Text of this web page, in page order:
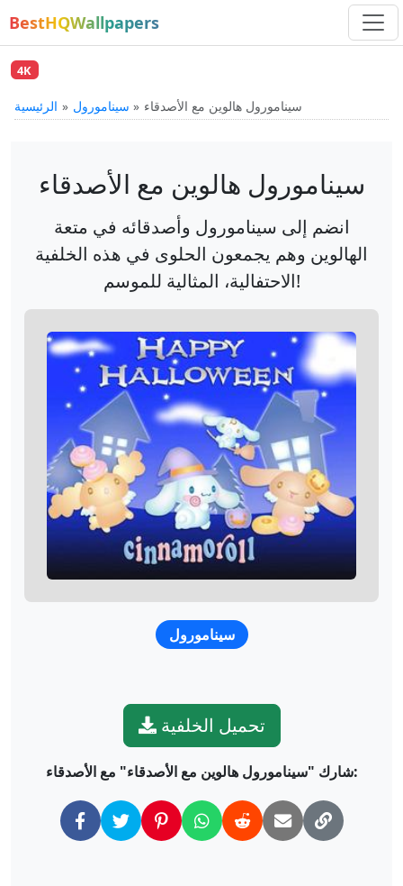
BestHQWallpapers
4K
الرئيسية سينامورول سينامورول هالوين مع الأصدقاء
سينامورول هالوين مع الأصدقاء
انضم إلى سينامورول وأصدقائه في متعة
الهالوين وهم يجمعون الحلوى في هذه الخلفية
الاحتفالية، المثالية للموسم!
سينامورول
تحميل الخلفية
شارك "سينامورول هالوين مع الأصدقاء" مع الأصدقاء: